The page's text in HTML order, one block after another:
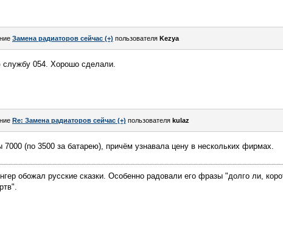
Замена радиаторов сейчас (+) пользователя Kezya
службу 054. Хорошо сделали.
Re: Замена радиаторов сейчас (+) пользователя kulaz
7000 (по 3500 за батарею), причём узнавала цену в нескольких фирмах.
обожал русские сказки. Особенно радовали его фразы "долго ли,